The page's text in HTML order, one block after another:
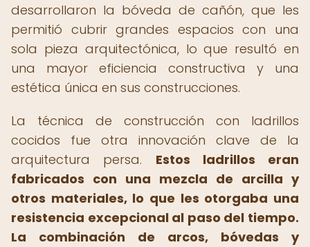
desarrollaron la bóveda de cañón, que les
permitió cubrir grandes espacios con una
sola pieza arquitectónica, lo que resultó en
una mayor eficiencia constructiva y una
estética única en sus construcciones.
La técnica de construcción con ladrillos
cocidos fue otra innovación clave de la
arquitectura persa. Estos ladrillos eran
fabricados con una mezcla de arcilla y
otros materiales, lo que les otorgaba una
resistencia excepcional al paso del tiempo.
La combinación de arcos, bóvedas y